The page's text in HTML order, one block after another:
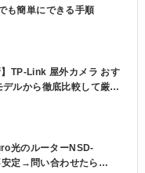
も簡単にできる手順
】TP-Link 屋外カメラ おす
ルから徹底比較して厳
光のルーターNSD-
定→問い合わせたら